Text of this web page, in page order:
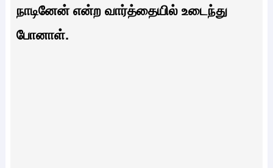
நாடினேன் என்ற வார்த்தையில் உடைந்து
போனாள்.